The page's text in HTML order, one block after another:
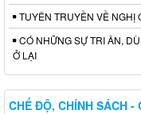
TUYÊN TRUYỀN VỀ NGHỊ
CÓ NHỮNG SỰ TRI ÂN,
Ở LẠI
CHẾ ĐỘ, CHÍNH SÁCH -